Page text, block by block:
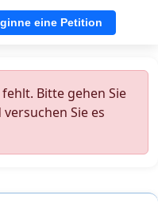
eine Petition
Bitte gehen Sie
Sie es